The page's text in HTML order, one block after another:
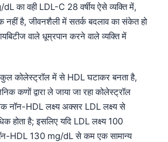
का वही LDL-C 28 वर्षीय ऐसे व्यक्ति में,
नहीं है, जीवनशैली में सतर्क बदलाव का संकेत हो
वाले धूम्रपान करने वाले व्यक्ति में
कोलेस्ट्रॉल में से HDL घटाकर बनता है,
कणों द्वारा ले जाया जा रहा कोलेस्ट्रॉल
नॉन-HDL लक्ष्य अक्सर LDL लक्ष्य से
है; इसलिए यदि LDL लक्ष्य 100
HDL 130 mg/dL से कम एक सामान्य